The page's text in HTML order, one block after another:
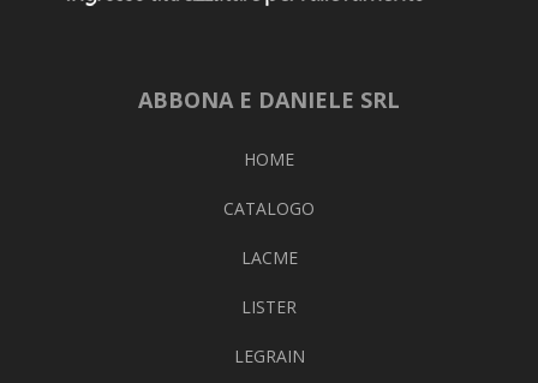
ABBONA E DANIELE SRL
HOME
CATALOGO
LACME
LISTER
LEGRAIN